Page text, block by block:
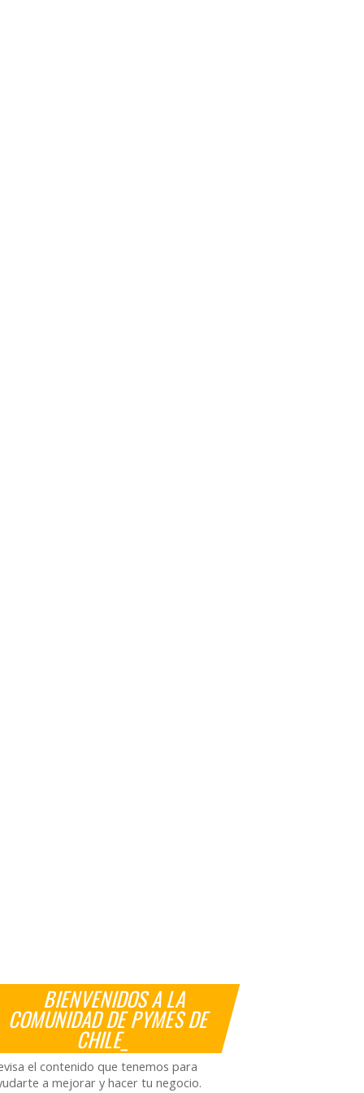
BIENVENIDOS A LA
COMUNIDAD DE PYMES DE
CHILE_
el contenido que tenemos para
a mejorar y hacer tu negocio.